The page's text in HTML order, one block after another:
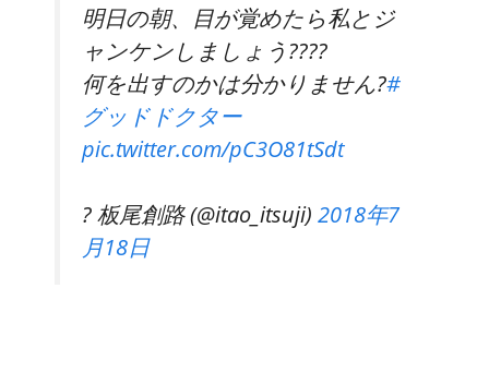
明日の朝、目が覚めたら私とジ
ャンケンしましょう????
何を出すのかは分かりません?#
グッドドクター
pic.twitter.com/pC3O81tSdt
? 板尾創路 (@itao_itsuji) 2018年7
月18日